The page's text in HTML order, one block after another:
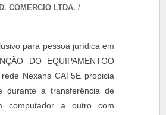
COMERCIO LTDA. /
para pessoa jurídica em
DO EQUIPAMENTOO
Nexans CAT5E propicia
durante a transferência de
computador a outro com